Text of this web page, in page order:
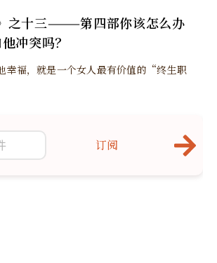
之十三———第四部你该怎么办
冲突吗？
幸福，就是一个女人最有价值的“终生职
订阅